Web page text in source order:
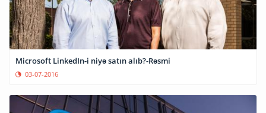
Microsoft LinkedIn-i niyə satın alıb?-Rəsmi
03-07-2016